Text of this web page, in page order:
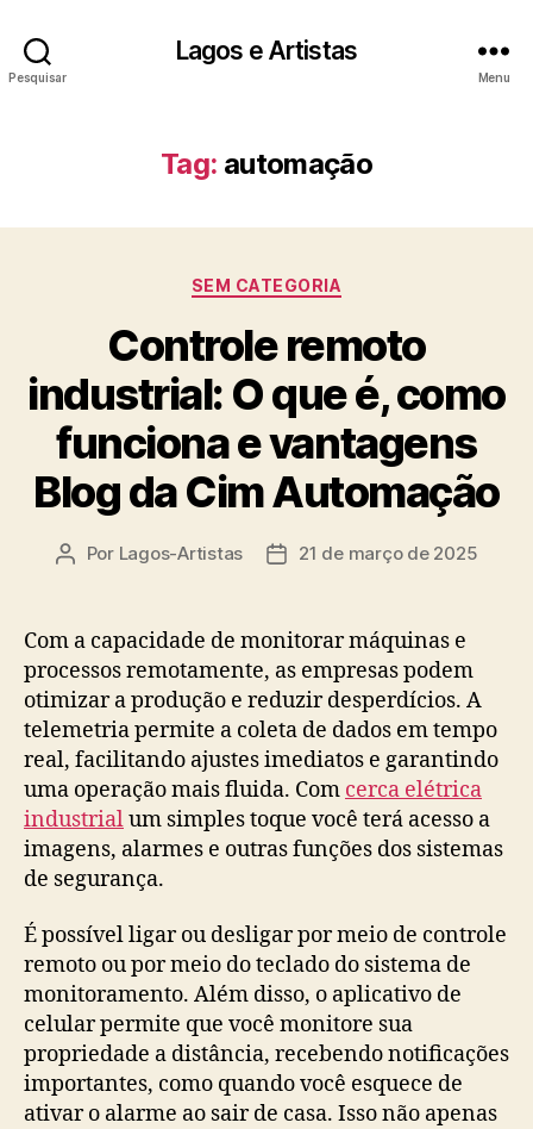
Pesquisar
Lagos e Artistas
Menu
Tag: automação
Categorias
SEM CATEGORIA
Controle remoto
industrial: O que é, como
funciona e vantagens
Blog da Cim Automação
Autor
Por Lagos-Artistas
Data21 de março de 2025
Com a capacidade de monitorar máquinas e
processos remotamente, as empresas podem
otimizar a produção e reduzir desperdícios. A
telemetria permite a coleta de dados em tempo
real, facilitando ajustes imediatos e garantindo
uma operação mais fluida. Com cerca elétrica
industrialum simples toque você terá acesso a
imagens, alarmes e outras funções dos sistemas
de segurança.
É possível ligar ou desligar por meio de controle
remoto ou por meio do teclado do sistema de
monitoramento. Além disso, o aplicativo de
celular permite que você monitore sua
propriedade a distância, recebendo notificações
importantes, como quando você esquece de
ativar o alarme ao sair de casa. Isso não apenas